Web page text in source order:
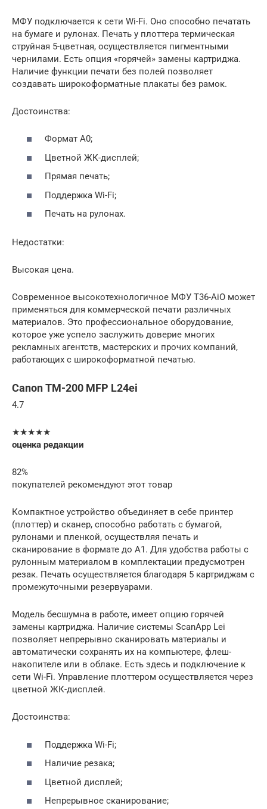
МФУ подключается к сети Wi-Fi. Оно способно печатать
на бумаге и рулонах. Печать у плоттера термическая
струйная 5-цветная, осуществляется пигментными
чернилами. Есть опция «горячей» замены картриджа.
Наличие функции печати без полей позволяет
создавать широкоформатные плакаты без рамок.
Достоинства:
Формат А0;
Цветной ЖК-дисплей;
Прямая печать;
Поддержка Wi-Fi;
Печать на рулонах.
Недостатки:
Высокая цена.
Современное высокотехнологичное МФУ T36-AiO может
применяться для коммерческой печати различных
материалов. Это профессиональное оборудование,
которое уже успело заслужить доверие многих
рекламных агентств, мастерских и прочих компаний,
работающих с широкоформатной печатью.
Canon TM-200 MFP L24ei
4.7
★★★★★
оценка редакции
82%
покупателей рекомендуют этот товар
Компактное устройство объединяет в себе принтер
(плоттер) и сканер, способно работать с бумагой,
рулонами и пленкой, осуществляя печать и
сканирование в формате до А1. Для удобства работы с
рулонным материалом в комплектации предусмотрен
резак. Печать осуществляется благодаря 5 картриджам с
промежуточными резервуарами.
Модель бесшумна в работе, имеет опцию горячей
замены картриджа. Наличие системы ScanApp Lei
позволяет непрерывно сканировать материалы и
автоматически сохранять их на компьютере, флеш-
накопителе или в облаке. Есть здесь и подключение к
сети Wi-Fi. Управление плоттером осуществляется через
цветной ЖК-дисплей.
Достоинства:
Поддержка Wi-Fi;
Наличие резака;
Цветной дисплей;
Непрерывное сканирование;